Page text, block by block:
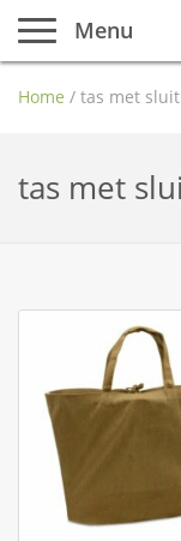
Menu
Home / tas met
tas met